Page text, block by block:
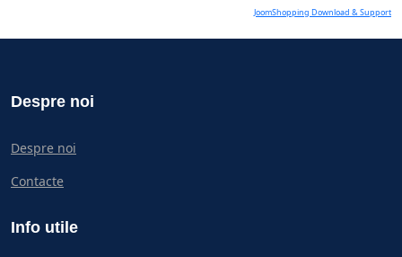
JoomShopping Download & Support
Despre noi
Despre noi
Contacte
Info utile